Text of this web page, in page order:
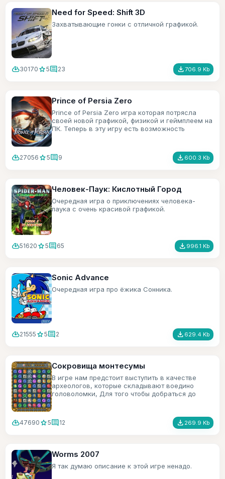
Need for Speed: Shift 3D
Захватывающие гонки с отличной графикой.
cloud_download30170 star5comment23 file_download706.9 Kb
Prince of Persia Zero
Prince of Persia Zero игра которая потрясла
своей новой графикой, физикой и геймплеем на
ПК. Теперь в эту игру есть возможность
cloud_download27056 star5comment9 file_download 600.3 Kb
Человек-Паук: Кислотный Город
Очередная игра о приключениях человека-
паука с очень красивой графикой.
cloud_download51620 star5comment65 file_download 996.1 Kb
Sonic Advance
Очередная игра про ёжика Сонника.
cloud_download21555 star5comment2 file_download 629.4 Kb
Сокровища монтесумы
В игре нам предстоит выступить в качестве
археологов, которые складывают воедино
головоломки, Для того чтобы добраться до
cloud_download47690 star5comment12 file_download 269.9 Kb
Worms 2007
Я так думаю описание к этой игре ненадо.